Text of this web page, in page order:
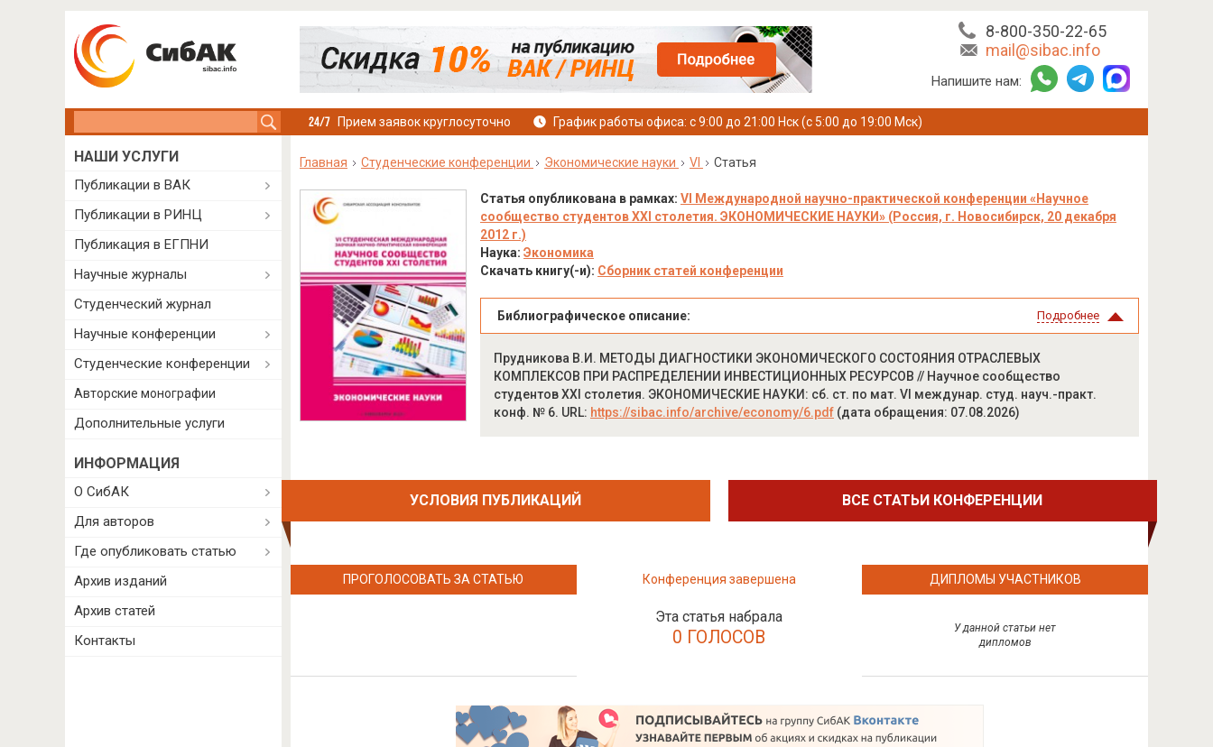
8-800-350-22-65
mail@sibac.info
Напишите нам:
Прием заявок круглосуточно График работы офиса: с 9:00 до 21:00 Нск (с 5:00 до 19:00 Мск)
Главная Студенческие конференции Экономические науки VI Статья
Статья опубликована в рамках: VI Международной научно-практической конференции «Научное
сообщество студентов XXI столетия. ЭКОНОМИЧЕСКИЕ НАУКИ» (Россия, г. Новосибирск, 20 декабря
2012 г.)
Наука: Экономика
Скачать книгу(-и): Сборник статей конференции
Библиографическое описание: Подробнее
Прудникова В.И. МЕТОДЫ ДИАГНОСТИКИ ЭКОНОМИЧЕСКОГО СОСТОЯНИЯ ОТРАСЛЕВЫХ
КОМПЛЕКСОВ ПРИ РАСПРЕДЕЛЕНИИ ИНВЕСТИЦИОННЫХ РЕСУРСОВ // Научное сообщество
студентов XXI столетия. ЭКОНОМИЧЕСКИЕ НАУКИ: сб. ст. по мат. VI междунар. студ. науч.-практ.
конф. № 6. URL: https://sibac.info/archive/economy/6.pdf(дата обращения: 07.08.2026)
УСЛОВИЯ ПУБЛИКАЦИЙ ВСЕ СТАТЬИ КОНФЕРЕНЦИИ
ПРОГОЛОСОВАТЬ ЗА СТАТЬЮ Конференция завершена
Эта статья набрала
0 ГОЛОСОВ
ДИПЛОМЫ УЧАСТНИКОВ
У данной статьи нет
дипломов
НАШИ УСЛУГИ
Публикации в ВАК
Публикации в РИНЦ
Публикация в ЕГПНИ
Научные журналы
Студенческий журнал
Научные конференции
Студенческие конференции
Авторские монографии
Дополнительные услуги
ИНФОРМАЦИЯ
О СибАК
Для авторов
Где опубликовать статью
Архив изданий
Архив статей
Контакты